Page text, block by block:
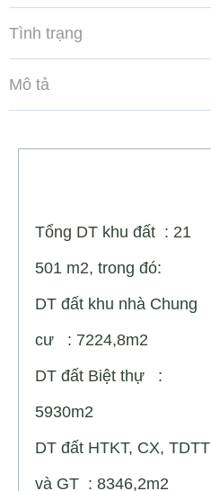
Tình trạng
Mô tả
Tổng DT khu đất : 21
501 m2, trong đó:
DT đất khu nhà Chung
cư : 7224,8m2
DT đất Biệt thự :
5930m2
DT đất HTKT, CX, TDTT
và GT : 8346,2m2